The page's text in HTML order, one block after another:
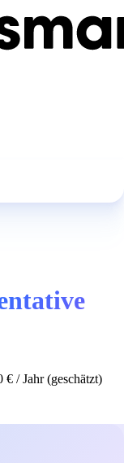
€ / Jahr (geschätzt)